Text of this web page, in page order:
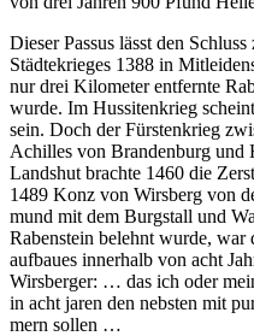
Dieser Passus lässt den
Städ­te­krieges 1388 in
nur drei Kilo­meter entfernte
wurde. Im Hussi­ten­krieg
sein. Doch der Fürs­ten­krieg
Achilles von Bran­den­burg
Landshut brachte 1460 die
1489 Konz von Wirs­berg von
mund mit dem Burg­stall und
Raben­stein belehnt wurde,
auf­baues inner­halb von acht
Wirs­berger: … das ich oder
in acht jaren den nebsten mit
mern sollen …